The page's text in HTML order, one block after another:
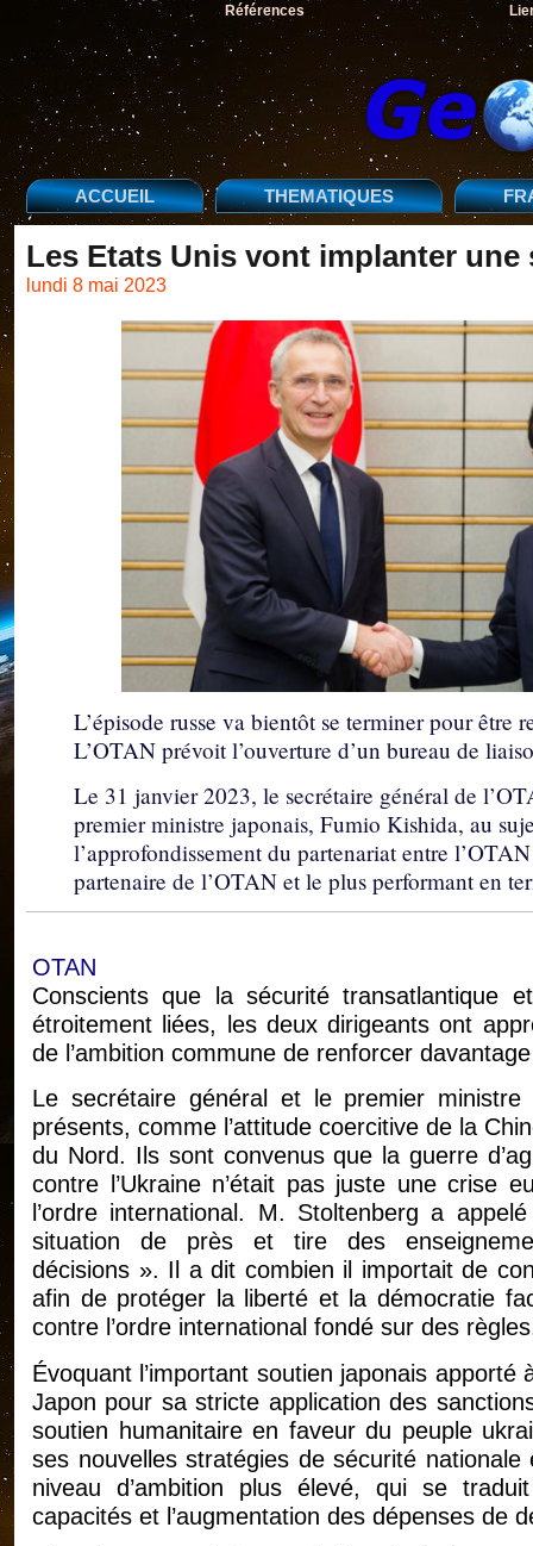
Références
ACCUEIL THEMATIQUES
Les Etats Unis vont implanter une
lundi 8 mai 2023
L’épisode russe va bientôt se terminer pour
L’OTAN prévoit l’ouverture d’un bureau de
Le 31 janvier 2023, le secrétaire général de
premier ministre japonais, Fumio Kishida, au
l’approfondissement du partenariat entre
partenaire de l’OTAN et le plus performant en
OTAN
Conscients que la sécurité transatlantique
étroitement liées, les deux dirigeants ont
de l’ambition commune de renforcer
Le secrétaire général et le premier
présents, comme l’attitude coercitive de la
du Nord. Ils sont convenus que la guerre
contre l’Ukraine n’était pas juste une crise
l’ordre international. M. Stoltenberg a
situation de près et tire des
décisions ». Il a dit combien il importait de
afin de protéger la liberté et la démocratie
contre l’ordre international fondé sur des
Évoquant l’important soutien japonais
Japon pour sa stricte application des
soutien humanitaire en faveur du peuple
ses nouvelles stratégies de sécurité
niveau d’ambition plus élevé, qui se
capacités et l’augmentation des dépenses de